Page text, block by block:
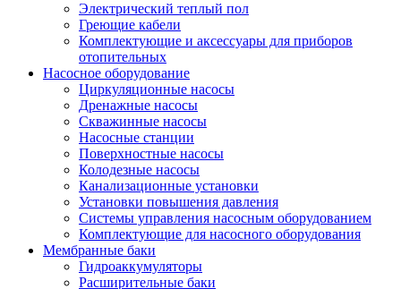
Электрический теплый пол
Греющие кабели
Комплектующие и аксессуары для приборов
отопительных
Насосное оборудование
Циркуляционные насосы
Дренажные насосы
Скважинные насосы
Насосные станции
Поверхностные насосы
Колодезные насосы
Канализационные установки
Установки повышения давления
Системы управления насосным оборудованием
Комплектующие для насосного оборудования
Мембранные баки
Гидроаккумуляторы
Расширительные баки